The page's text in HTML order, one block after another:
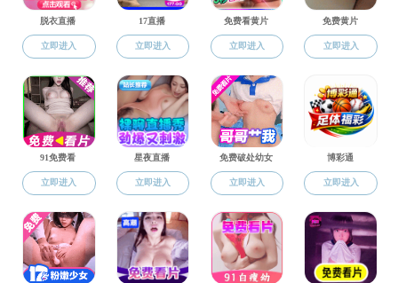
讲师
姓名： 由枫秋
职务：
职称： 讲师
所在院系：
自动化系
最后学位： 硕士
最后学历：
最后毕业院校：
大连理工大学
研究方向：
联系方式： 13589896744